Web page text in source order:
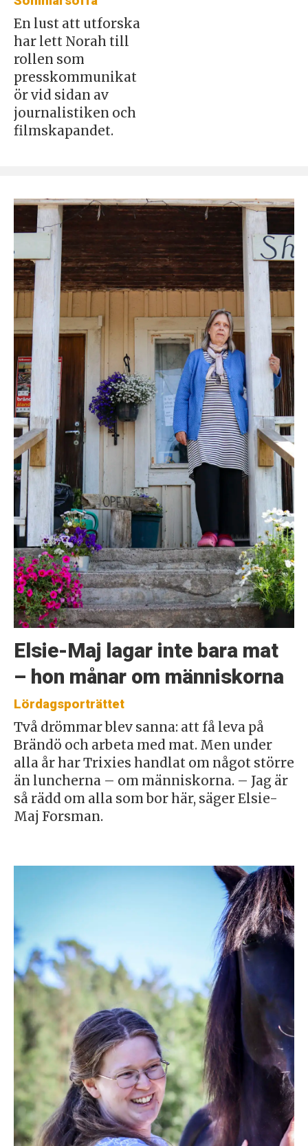
En lust att utforska
har lett Norah till
rollen som
presskommunikat
ör vid sidan av
journalistiken och
filmskapandet.
Elsie-Maj lagar inte bara mat
– hon månar om människorna
Lördagsporträttet
Två drömmar blev sanna: att få leva på
Brändö och arbeta med mat. Men under
alla år har Trixies handlat om något större
än luncherna – om människorna. – Jag är
så rädd om alla som bor här, säger Elsie-
Maj Forsman.